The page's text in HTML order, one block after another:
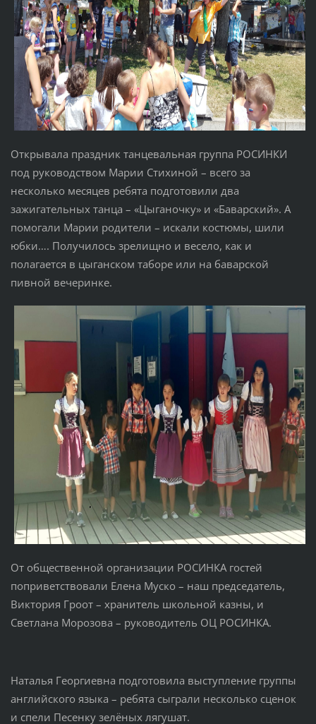
Открывала праздник танцевальная группа РОСИНКИ
под руководством Марии Стихиной – всего за
несколько месяцев ребята подготовили два
зажигательных танца – «Цыганочку» и «Баварский». А
помогали Марии родители – искали костюмы, шили
юбки…. Получилось зрелищно и весело, как и
полагается в цыганском таборе или на баварской
пивной вечеринке.
От общественной организации РОСИНКА гостей
поприветствовали Елена Муско – наш председатель,
Виктория Гроот – хранитель школьной казны, и
Светлана Морозова – руководитель ОЦ РОСИНКА.
Наталья Георгиевна подготовила выступление группы
английского языка – ребята сыграли несколько сценок
и спели Песенку зелёных лягушат.